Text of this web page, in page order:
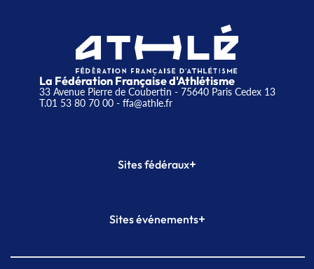
La Fédération Française d'Athlétisme
33 Avenue Pierre de Coubertin - 75640 Paris Cedex 13
T.01 53 80 70 00- ffa@athle.fr
Sites fédéraux+
Plateforme Formation
Sites événements+
Meeting de Paris indoor